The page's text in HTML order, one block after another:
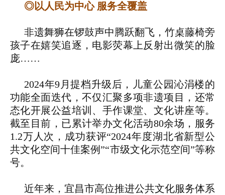
◎以人民为中心 服务全覆盖
非遗舞狮在锣鼓声中腾跃翻飞，竹桌藤椅旁
孩子在嬉笑追逐，电影荧幕上反射出微笑的脸
庞……
2024年9月提档升级后，儿童公园沁涓楼的
功能全面迭代，不仅汇聚多项非遗项目，还常
态化开展公益培训、手作课堂、文化讲座等。
截至目前，已累计举办文化活动80余场，服务
1.2万人次，成功获评“2024年度湖北省新型公
共文化空间十佳案例”“市级文化示范空间”等称
号。
近年来，宜昌市高位推进公共文化服务体系